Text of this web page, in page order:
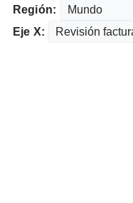
Región:
Eje X: